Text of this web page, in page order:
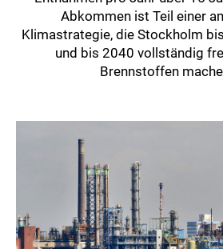
Abkommen ist Teil einer
Klimastrategie, die Stockholm
und bis 2040 vollständig
Brennstoffen